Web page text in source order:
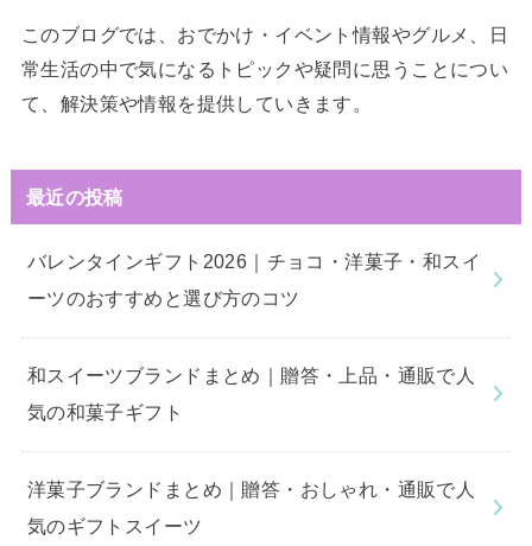
このブログでは、おでかけ・イベント情報やグルメ、日
常生活の中で気になるトピックや疑問に思うことについ
て、解決策や情報を提供していきます。
最近の投稿
バレンタインギフト2026｜チョコ・洋菓子・和スイ
ーツのおすすめと選び方のコツ
和スイーツブランドまとめ｜贈答・上品・通販で人
気の和菓子ギフト
洋菓子ブランドまとめ｜贈答・おしゃれ・通販で人
気のギフトスイーツ